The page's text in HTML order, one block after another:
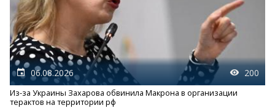
06.08.2026 200
Из-за Украины Захарова обвинила Макрона в организации
терактов на территории рф